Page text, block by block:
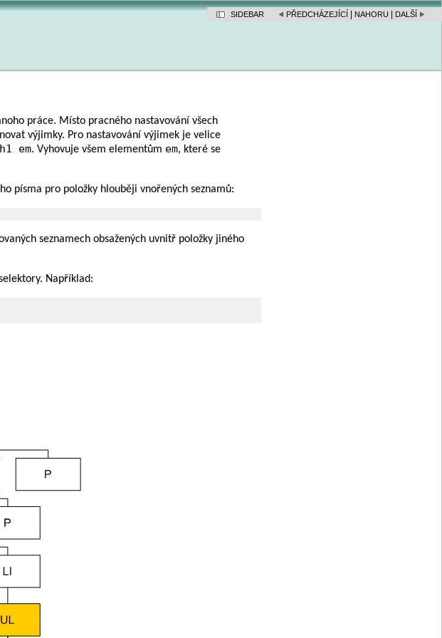
SIDEBAR PŘEDCHÁZEJÍCÍ NAHORU DALŠÍ
práce. Místo pracného nastavování všech
výjimky. Pro nastavování výjimek je velice
h1 em. Vyhovuje všem elementům em, které se
písma pro položky hlouběji vnořených seznamů:
seznamech obsažených uvnitř položky jiného
Například: